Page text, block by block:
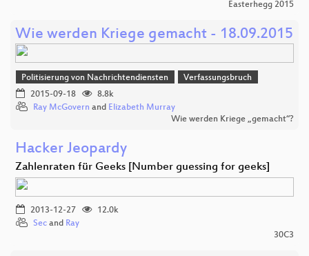
Easterhegg 2015
Wie werden Kriege gemacht - 18.09.2015
Politisierung von Nachrichtendiensten
Verfassungsbruch
2015-09-18
8.8k
Ray McGovern and Elizabeth Murray
Wie werden Kriege „gemacht“?
Hacker Jeopardy
Zahlenraten für Geeks [Number guessing for geeks]
2013-12-27
12.0k
Sec and Ray
30C3